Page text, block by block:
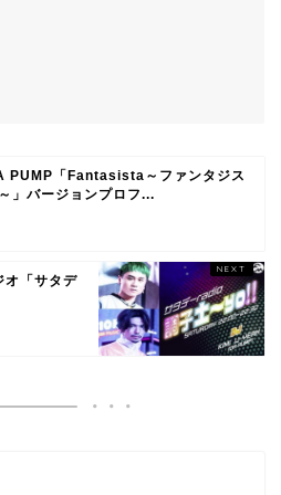
PUMP「Fantasista～ファンタジス
」バージョンプロフ...
「サタデ